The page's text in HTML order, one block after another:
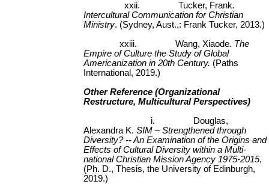
xxii.Tucker, Frank.
Intercultural Communication for Christian
Ministry. (Sydney, Aust.,: Frank Tucker, 2013.)
xxiii.Wang, Xiaode. The
Empire of Culture the Study of Global
Americanization in 20th Century. (Paths
International, 2019.)
Other Reference (Organizational
Restructure, Multicultural Perspectives)
i.
Douglas,
Alexandra K.SIM – Strengthened through
Diversity? -- An Examination of the Origins and
Effects of Cultural Diversity within a Multi-
national Christian Mission Agency 1975-2015,
(Ph. D., Thesis, the University of Edinburgh,
2019.)